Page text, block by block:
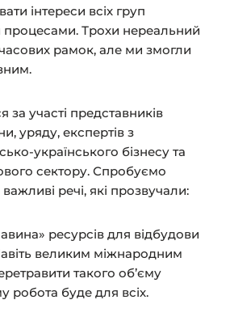
інтереси всіх груп
процесами. Трохи нереальний
рамок, але ми змогли
за участі представників
уряду, експертів з
українського бізнесу та
сектору. Спробуємо
речі, які прозвучали:
ресурсів для відбудови
великим міжнародним
такого об’єму
робота буде для всіх.